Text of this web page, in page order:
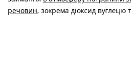
речовин, зокрема діоксид вуглецю